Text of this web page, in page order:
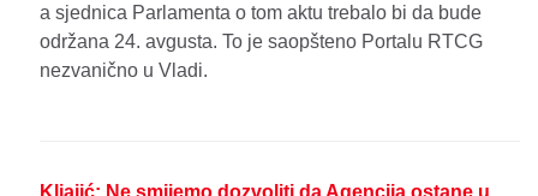
a sjednica Parlamenta o tom aktu trebalo bi da bude
održana 24. avgusta. To je saopšteno Portalu RTCG
nezvanično u Vladi.
Kljajić: Ne smijemo dozvoliti da Agencija ostane u